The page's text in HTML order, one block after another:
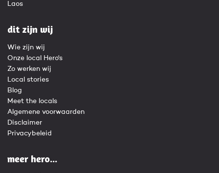
Laos
dit zijn wij
Wie zijn wij
Onze local Hero's
Zo werken wij
Local stories
Blog
Meet the locals
Algemene voorwaarden
Disclaimer
Privacybeleid
meer hero...